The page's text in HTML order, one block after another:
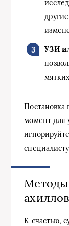
УЗИ
Постановка
момент для
Методы
К счастью,